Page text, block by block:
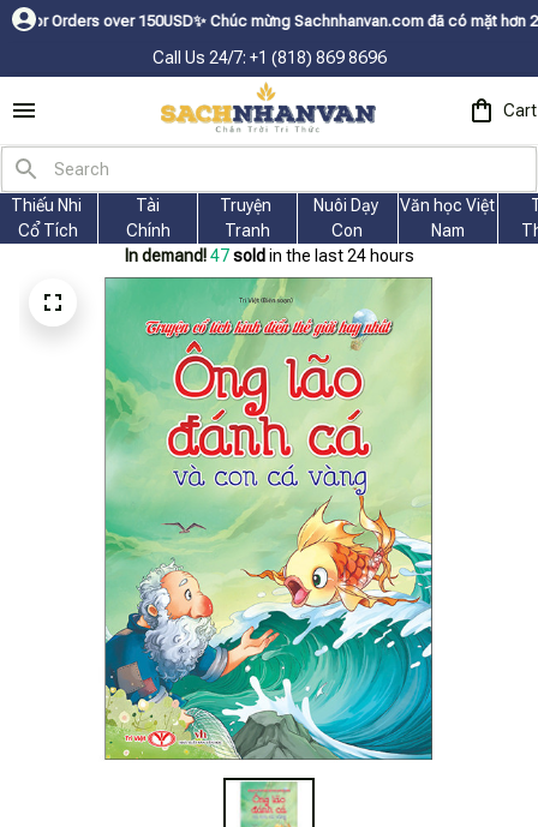
over 150USDㅤ✨Chúc mừng Sachnhanvan.com đã có mặt hơn 200 quốc
Call Us 24/7: +1 (818) 869 8696
Cart
Thiếu Nhi
Cổ Tích
Tài
Chính
Truyện
Tranh
Nuôi Dạy
Con
Văn học Việt
Nam
In demand! 50 sold in the last 24 hours